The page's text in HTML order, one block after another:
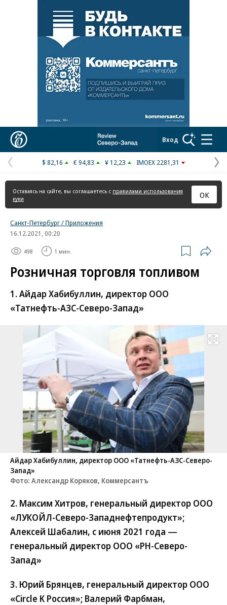
Реклама в «Ъ» www.kommersant.ru/ad
Вход
Предыдущая
страница
$ 82,16 € 94,83 ¥ 12,23 IMOEX 2281,31
Оставаясь на сайте, вы соглашаетесь с правилами использования
куки
ОК
Санкт-Петербург / Приложения
16.12.2021, 00:20
498 1 мин.
Розничная торговля топливом
1. Айдар Хабибуллин, директор ООО
«Татнефть-АЗС-Северо-Запад»
Развернуть
Айдар Хабибуллин, директор ООО «Татнефть-АЗС-Северо-
Запад»
Фото: Александр Коряков, Коммерсантъ
2. Максим Хитров, генеральный директор ООО
«ЛУКОЙЛ-Северо-Западнефтепродукт»;
Алексей Шабалин, с июня 2021 года —
генеральный директор ООО «РН-Северо-
Запад»
3. Юрий Брянцев, генеральный директор ООО
«Circle K Россия»; Валерий Фарбман,